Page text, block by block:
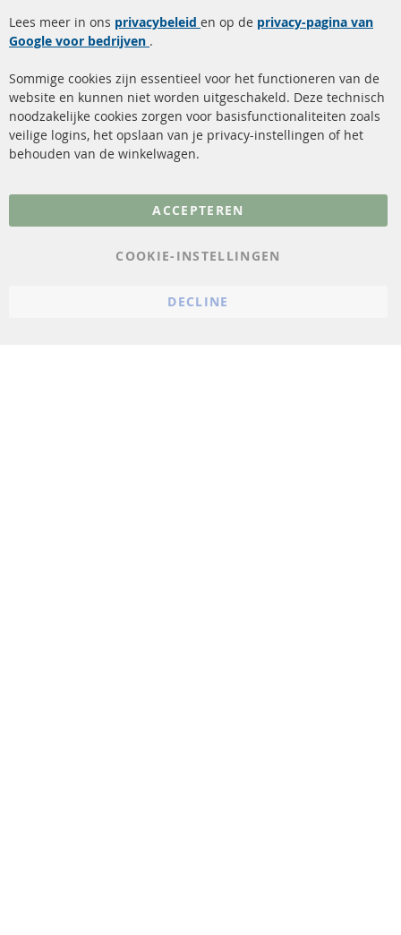
Roetfilter reiniging
Katalysator (KAT)
sensoren
FAQ
Verzendingskosten
Contact
Annuleer contract
Gegevensbescherming
Lees meer in ons privacybeleid en op de privacy-pagina van
Google voor bedrijven .
Sommige cookies zijn essentieel voor het functioneren van de
website en kunnen niet worden uitgeschakeld. Deze technisch
noodzakelijke cookies zorgen voor basisfunctionaliteiten zoals
veilige logins, het opslaan van je privacy-instellingen of het
behouden van de winkelwagen.
ACCEPTEREN
COOKIE-INSTELLINGEN
DECLINE